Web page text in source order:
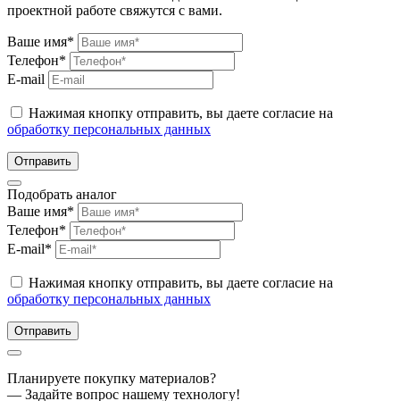
проектной работе свяжутся с вами.
Ваше имя*
Телефон*
E-mail
Нажимая кнопку отправить, вы даете согласие на
обработку персональных данных
Отправить
Подобрать аналог
Ваше имя*
Телефон*
E-mail*
Нажимая кнопку отправить, вы даете согласие на
обработку персональных данных
Отправить
Планируете покупку материалов?
— Задайте вопрос нашему технологу!